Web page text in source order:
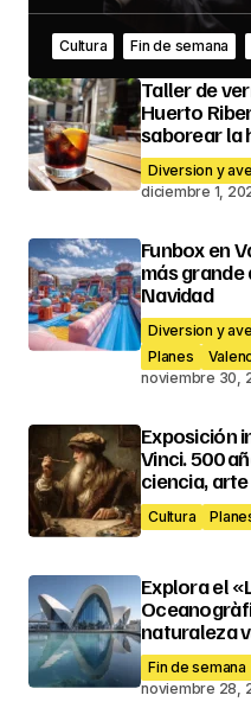
Cultura Fin de semana
Taller de
Huerto
saborear la
Diversion y
diciembre 1,
Funbox en
más
Navidad
Diversion y
Planes
noviembre 30,
Exposición
Vinci. 500
ciencia,
Cultura
Explora el
naturaleza
Fin de semana
noviembre 28,